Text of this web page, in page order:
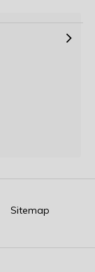
Sitemap